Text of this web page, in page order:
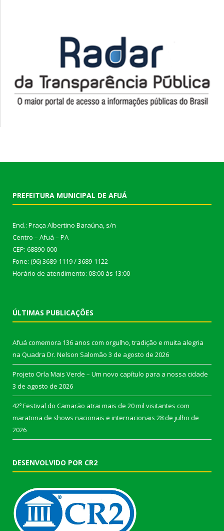
PREFEITURA MUNICIPAL DE AFUÁ
End.: Praça Albertino Baraúna, s/n
Centro – Afuá – PA
CEP: 68890-000
Fone: (96) 3689-1119 / 3689-1122
Horário de atendimento: 08:00 às 13:00
ÚLTIMAS PUBLICAÇÕES
Afuá comemora 136 anos com orgulho, tradição e muita alegria
na Quadra Dr. Nelson Salomão 3 de agosto de 2026
Projeto Orla Mais Verde – Um novo capítulo para a nossa cidade
3 de agosto de 2026
42º Festival do Camarão atrai mais de 20 mil visitantes com
maratona de shows nacionais e internacionais 28 de julho de
2026
DESENVOLVIDO POR CR2